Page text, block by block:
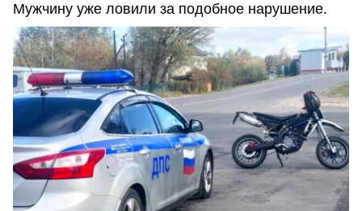
Мужчину уже ловили за подобное нарушение.